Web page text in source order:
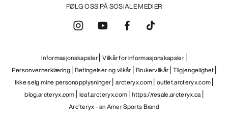
FØLG OSS PÅ SOSIALE MEDIER
Informasjonskapsler Vilkår for informasjonskapsler
Personvernerklæring Betingelser og vilkår Brukervilkår Tilgjengelighet
Ikke selg mine personopplysninger arcteryx.com outlet.arcteryx.com
blog.arcteryx.com leaf.arcteryx.com https://resale.arcteryx.ca
Arc'teryx - an Amer Sports Brand